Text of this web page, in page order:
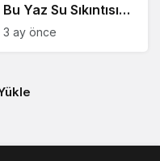
Bu Yaz Su Sıkıntısı
Yok
3 ay önce